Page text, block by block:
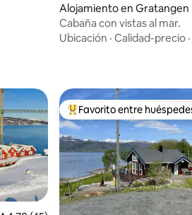
Alojamiento en Gratangen
Cabaña con vistas al mar.
Ubicación · Calidad-precio ·
Favorito entre huéspedes
Favorito entre